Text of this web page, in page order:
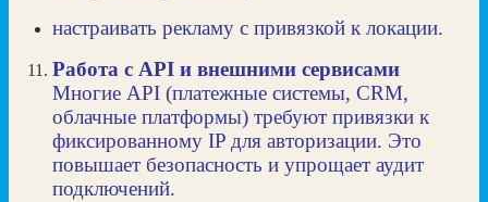
настраивать рекламу с привязкой к локации.
Работа с API и внешними сервисами
Многие API (платежные системы, CRM,
облачные платформы) требуют привязки к
фиксированному IP для авторизации. Это
повышает безопасность и упрощает аудит
подключений.